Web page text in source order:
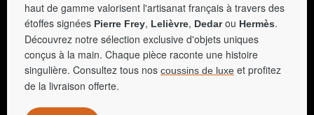
haut de gamme valorisent l'artisanat français à travers des
étoffes signées Pierre Frey, Lelièvre, Dedarou Hermès.
Découvrez notre sélection exclusive d'objets uniques
conçus à la main. Chaque pièce raconte une histoire
singulière. Consultez tous nos coussins de luxe et profitez
de la livraison offerte.